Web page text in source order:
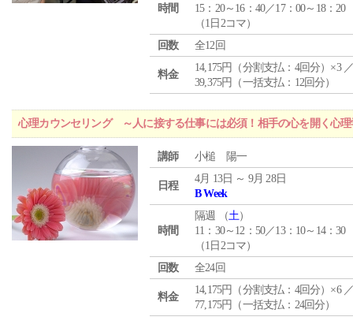
時間
15：20～16：40／17：00～18：20
（1日2コマ）
回数
全12回
料金
14,175円（分割支払：4回分）×3
39,375円（一括支払：12回分）
心理カウンセリング ～人に接する仕事には必須！相手の心を開く心理
講師 小槌 陽一
日程
4月 13日 ～ 9月 28日
B Week
時間
隔週 （土）
11：30～12：50／13：10～14：30
（1日2コマ）
回数
全24回
料金
14,175円（分割支払：4回分）×6
77,175円（一括支払：24回分）